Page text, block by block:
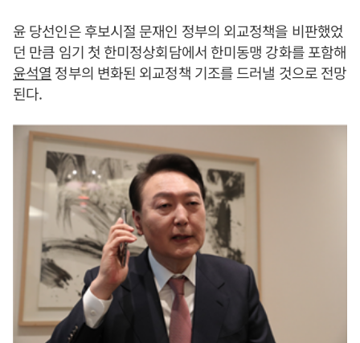
윤 당선인은 후보시절 문재인 정부의 외교정책을 비판했었
던 만큼 임기 첫 한미정상회담에서 한미동맹 강화를 포함해
윤석열 정부의 변화된 외교정책 기조를 드러낼 것으로 전망
된다.